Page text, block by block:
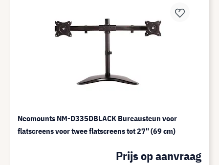
Neomounts NM-D335DBLACK Bureausteun voor
flatscreens voor twee flatscreens tot 27" (69 cm)
Prijs op aanvraag